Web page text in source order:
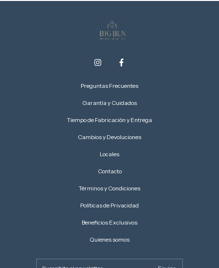
Preguntas Frecuentes
Garantía y Cuidados
Tiempo de Fabricación y Entrega
Cambios y Devoluciones
Locales
Contacto
Términos y Condiciones
Políticas de Privacidad
Beneficios Exclusivos
Quienes somos